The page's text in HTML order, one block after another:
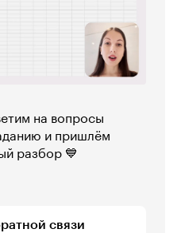
на вопросы
и пришлём
разбор 💙
связи